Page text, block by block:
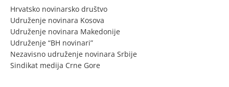
Hrvatsko novinarsko društvo
Udruženje novinara Kosova
Udruženje novinara Makedonije
Udruženje “BH novinari”
Nezavisno udruženje novinara Srbije
Sindikat medija Crne Gore